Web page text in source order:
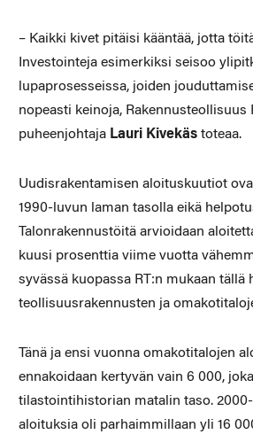
– Kaikki kivet pitäisi kääntää, jotta
Investointeja esimerkiksi seisoo
lupaprosesseissa, joiden
nopeasti keinoja, Rakennusteollisuus
puheenjohtajaLauri Kivekästoteaa.
Uudisrakentamisen aloituskuutiot
1990-luvun laman tasolla eikä
Talonrakennustöitä arvioidaan
kuusi prosenttia viime vuotta
syvässä kuopassa RT:n mukaan tällä
teollisuusrakennusten ja
Tänä ja ensi vuonna omakotitalojen
ennakoidaan kertyvän vain 6 000,
tilastointihistorian matalin taso.
aloituksia oli parhaimmillaan yli 16